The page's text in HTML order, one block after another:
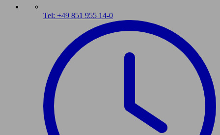
Tel: +49 851 955 14-0